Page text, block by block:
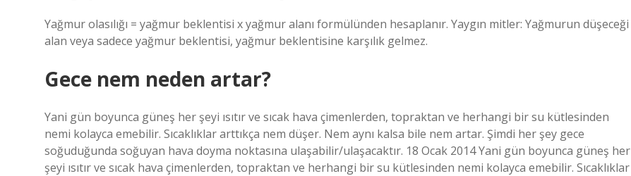
Yağmur olasılığı = yağmur beklentisi x yağmur alanı formülünden hesaplanır. Yaygın mitler: Yağmurun düşeceği
alan veya sadece yağmur beklentisi, yağmur beklentisine karşılık gelmez.
Gece nem neden artar?
Yani gün boyunca güneş her şeyi ısıtır ve sıcak hava çimenlerden, topraktan ve herhangi bir su kütlesinden
nemi kolayca emebilir. Sıcaklıklar arttıkça nem düşer. Nem aynı kalsa bile nem artar. Şimdi her şey gece
soğuduğunda soğuyan hava doyma noktasına ulaşabilir/ulaşacaktır. 18 Ocak 2014 Yani gün boyunca güneş her
şeyi ısıtır ve sıcak hava çimenlerden, topraktan ve herhangi bir su kütlesinden nemi kolayca emebilir. Sıcaklıklar